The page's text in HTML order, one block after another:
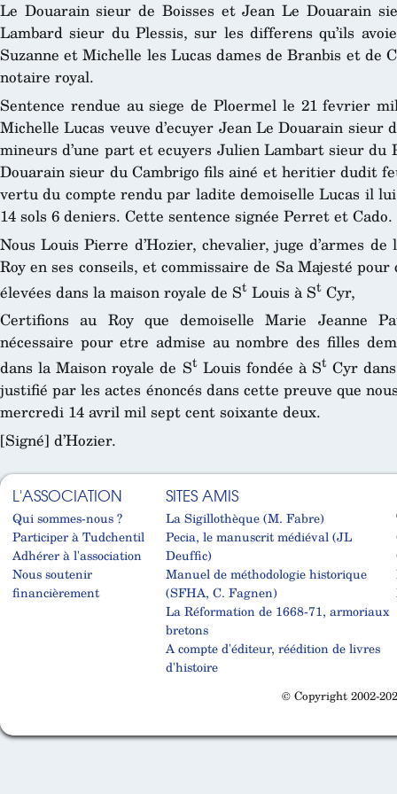
Le Douarain sieur de Boisses et Jean Le Douarain
Lambard sieur du Plessis, sur les differens qu’ils
Suzanne et Michelle les Lucas dames de Branbis et de
notaire royal.
Sentence rendue au siege de Ploermel le 21 fevrier
Michelle Lucas veuve d’ecuyer Jean Le Douarain
mineurs d’une part et ecuyers Julien Lambart sieur du
Douarain sieur du Cambrigo fils ainé et heritier dudit
vertu du compte rendu par ladite demoiselle Lucas il
14 sols 6 deniers. Cette sentence signée Perret et Cado.
Nous Louis Pierre d’Hozier, chevalier, juge d’armes
Roy en ses conseils, et commissaire de Sa Majesté
élevées dans la maison royale de StLouis à StCyr,
Certifions au Roy que demoiselle Marie Jeanne
nécessaire pour etre admise au nombre des filles
dans la Maison royale de StLouis fondée à StCyr
justifié par les actes énoncés dans cette preuve que
mercredi 14 avril mil sept cent soixante deux.
[Signé] d’Hozier.
L'ASSOCIATION
Qui sommes-nous ?
Participer à Tudchentil
Adhérer à l'association
Nous soutenir
financièrement
SITES AMIS
La Sigillothèque (M. Fabre)
Pecia, le manuscrit médiéval (JL
Deuffic)
Manuel de méthodologie historique
(SFHA, C. Fagnen)
La Réformation de 1668-71, armoriaux
bretons
A compte d'éditeur, réédition de livres
d'histoire
© Copyright 2002-